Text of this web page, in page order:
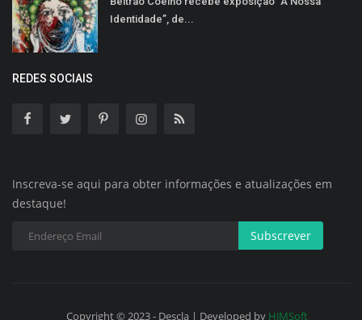
Identidade”, de...
REDES SOCIAIS
Inscreva-se aqui para obter informações e atualizações em
destaque!
Subscrever
Copyright © 2023 - Descla | Developed by HJMSoft